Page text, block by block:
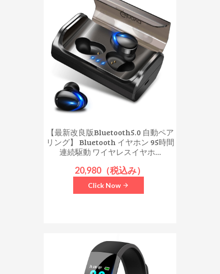
【最新改良版Bluetooth5.0 自動ペア
リング】 Bluetooth イヤホン 95時間
連続駆動 ワイヤレスイヤホ...
20,980（税込み）
Click Now